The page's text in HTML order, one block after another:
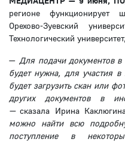
регионе функционирует
Орехово-Зуевский
Технологический
— Для подачи документов в
будет нужна, для участия в
будет загрузить скан или
других документов в
— сказала Ирина
можно найти всю
поступление в